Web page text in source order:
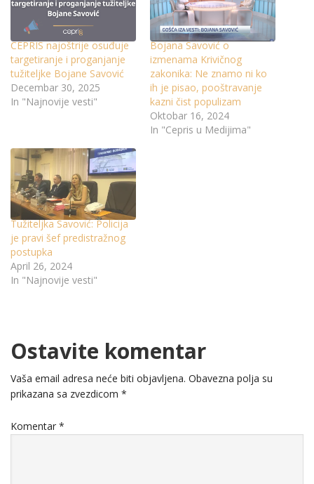
CEPRIS najoštrije osuđuje
targetiranje i proganjanje
tužiteljke Bojane Savović
Decembar 30, 2025
In "Najnovije vesti"
Bojana Savović o
izmenama Krivičnog
zakonika: Ne znamo ni ko
ih je pisao, pooštravanje
kazni čist populizam
Oktobar 16, 2024
In "Cepris u Medijima"
Tužiteljka Savović: Policija
je pravi šef predistražnog
postupka
April 26, 2024
In "Najnovije vesti"
Ostavite komentar
Vaša email adresa neće biti objavljena. Obavezna polja su
prikazana sa zvezdicom *
Komentar *